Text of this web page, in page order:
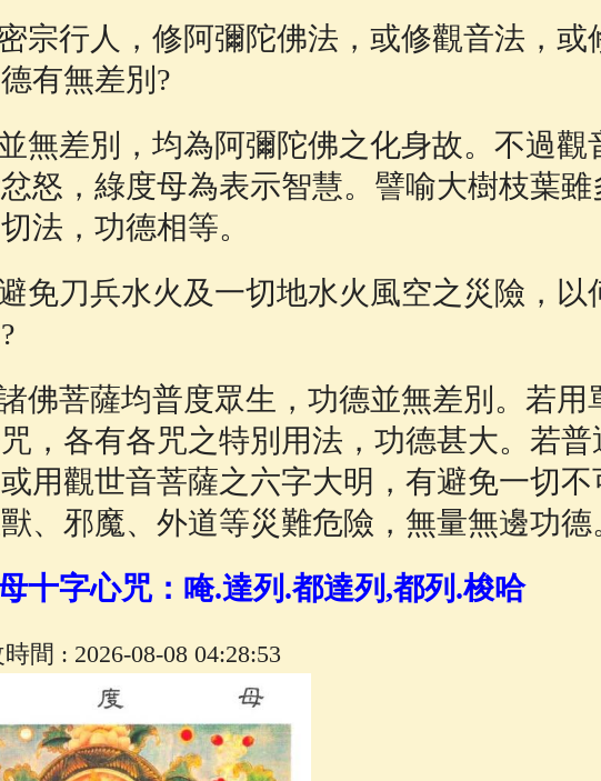
宗行人，修阿彌陀佛法，或修觀音法，
有無差別?
無差別，均為阿彌陀佛之化身故。不過觀
怒，綠度母為表示智慧。譬喻大樹枝葉
法，功德相等。
免刀兵水火及一切地水火風空之災險，
佛菩薩均普度眾生，功德並無差別。若用
，各有各咒之特別用法，功德甚大。若
用觀世音菩薩之六字大明，有避免一切
、邪魔、外道等災難危險，無量無邊功德
十字心咒：唵.達列.都達列,都列.梭哈
間 : 2026-08-08 04:28:53